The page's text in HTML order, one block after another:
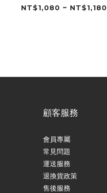
人谷咖啡)
NT$1,080 ~ NT$1,180
顧客服務
會員專屬
常見問題
運送服務
退換貨政策
售後服務